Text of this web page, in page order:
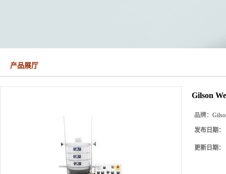
产品展厅
Gilson
品牌：
发布日期：
更新日期：